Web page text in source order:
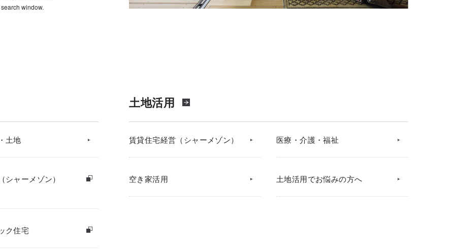
window.
土地
シャーメゾン）
ク住宅
土地活用
賃貸住宅経営（シャーメゾン） 医療・介護・福祉
空き家活用 土地活用でお悩みの方へ